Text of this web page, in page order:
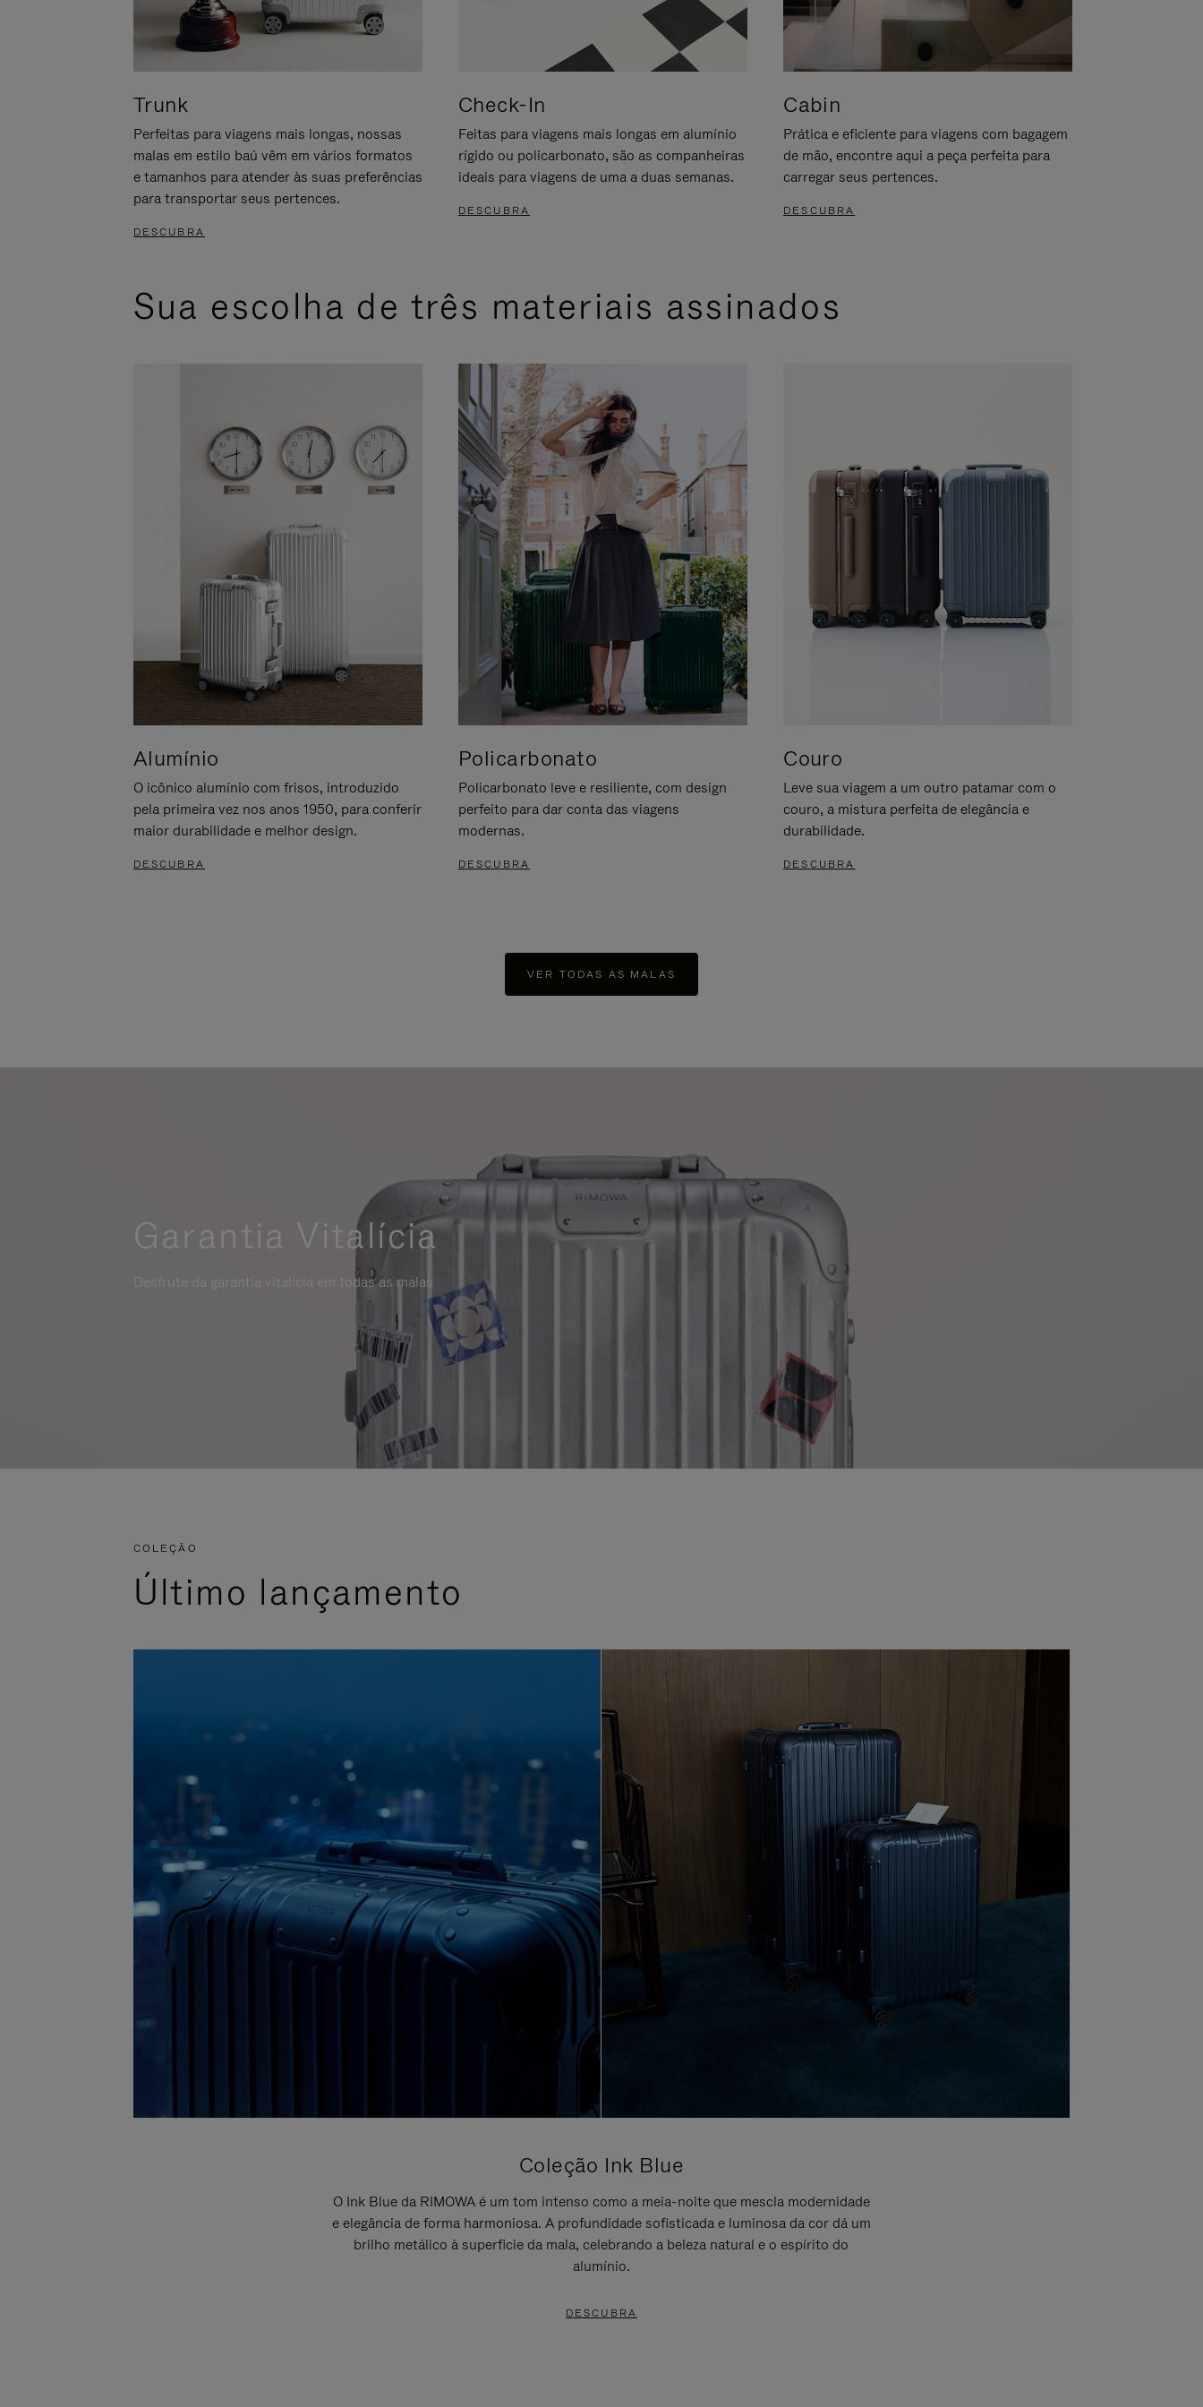
Trunk
Perfeitas para viagens mais longas, nossas
malas em estilo baú vêm em vários formatos
e tamanhos para atender às suas preferências
para transportar seus pertences.
DESCUBRA
Check-In
Feitas para viagens mais longas em alumínio
rígido ou policarbonato, são as companheiras
ideais para viagens de uma a duas semanas.
DESCUBRA
Cabin
Prática e eficiente para viagens com bagagem
de mão, encontre aqui a peça perfeita para
carregar seus pertences.
DESCUBRA
Sua escolha de três materiais assinados
Alumínio
O icônico alumínio com frisos, introduzido
pela primeira vez nos anos 1950, para conferir
maior durabilidade e melhor design.
DESCUBRA
Policarbonato
Policarbonato leve e resiliente, com design
perfeito para dar conta das viagens
modernas.
DESCUBRA
Couro
Leve sua viagem a um outro patamar com o
couro, a mistura perfeita de elegância e
durabilidade.
DESCUBRA
VER TODAS AS MALAS
Garantia Vitalícia
Desfrute da garantia vitalícia em todas as malas
COLEÇÃO
Último lançamento
Coleção Ink Blue
O Ink Blue da RIMOWA é um tom intenso como a meia-noite que mescla modernidade
e elegância de forma harmoniosa. A profundidade sofisticada e luminosa da cor dá um
brilho metálico à superficie da mala, celebrando a beleza natural e o espírito do
alumínio.
DESCUBRA